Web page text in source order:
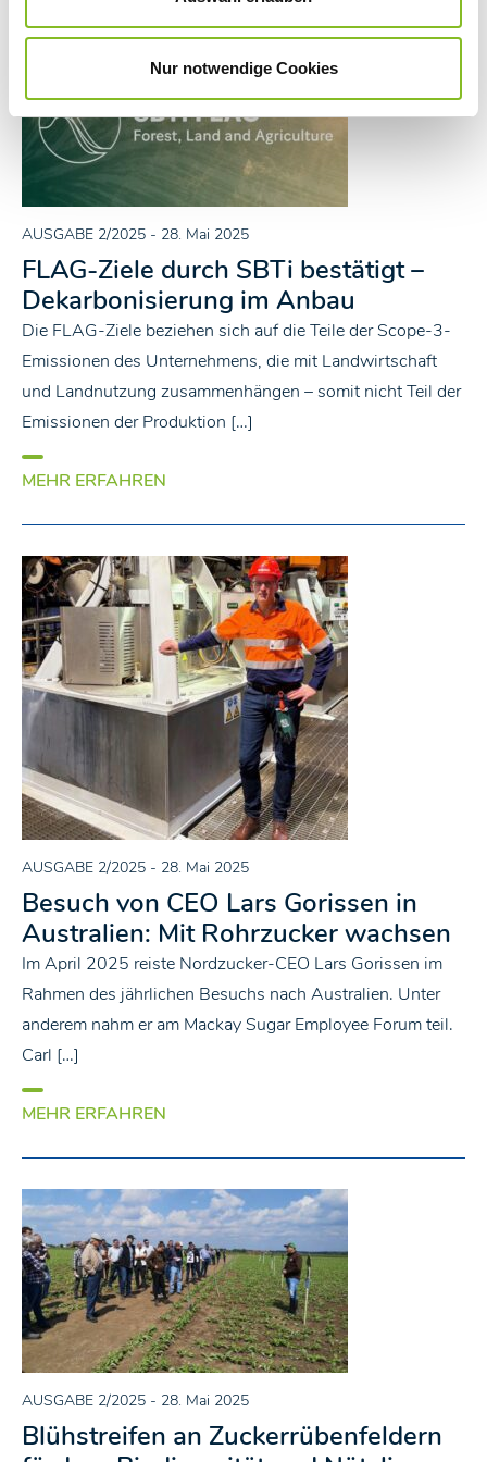
Nur notwendige Cookies
AUSGABE 2/2025 - 28. Mai 2025
FLAG-Ziele durch SBTi bestätigt –
Dekarbonisierung im Anbau
Die FLAG-Ziele beziehen sich auf die Teile der Scope-3-
Emissionen des Unternehmens, die mit Landwirtschaft
und Landnutzung zusammenhängen – somit nicht Teil der
Emissionen der Produktion […]
MEHR ERFAHREN
AUSGABE 2/2025 - 28. Mai 2025
Besuch von CEO Lars Gorissen in
Australien: Mit Rohrzucker wachsen
Im April 2025 reiste Nordzucker-CEO Lars Gorissen im
Rahmen des jährlichen Besuchs nach Australien. Unter
anderem nahm er am Mackay Sugar Employee Forum teil.
Carl […]
MEHR ERFAHREN
AUSGABE 2/2025 - 28. Mai 2025
Blühstreifen an Zuckerrübenfeldern